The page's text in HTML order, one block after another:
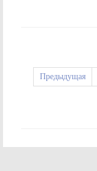
Предыдущая